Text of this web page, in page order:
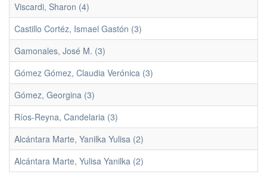
Viscardi, Sharon (4)
Castillo Cortéz, Ismael Gastón (3)
Gamonales, José M. (3)
Gómez Gómez, Claudia Verónica (3)
Gómez, Georgina (3)
Ríos-Reyna, Candelaria (3)
Alcántara Marte, Yanilka Yulisa (2)
Alcántara Marte, Yulisa Yanilka (2)